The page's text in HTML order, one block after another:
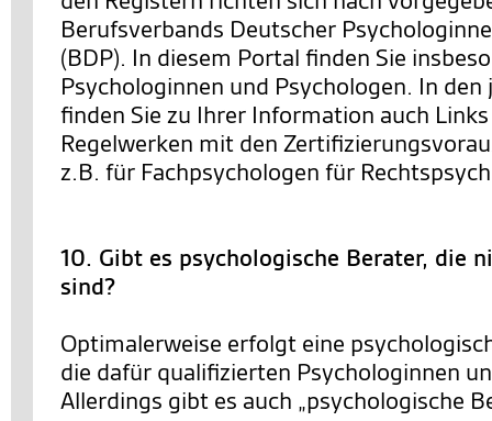
Berufsverbands Deutscher
(BDP). In diesem Portal finden Sie
Psychologinnen und Psychologen. In
finden Sie zu Ihrer Information auch
Regelwerken mit den
z.B. für Fachpsychologen für
10. Gibt es psychologische Berater, die
sind?
Optimalerweise erfolgt eine
die dafür qualifizierten Psychologinnen
Allerdings gibt es auch „psychologische